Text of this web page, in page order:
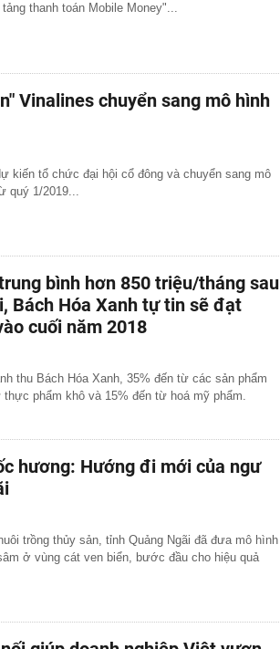
thanh toán Mobile Money"...
Vinalines chuyển sang mô hình
kiến tổ chức đại hội cổ đông và chuyển sang mô
quý 1/2019...
bình hơn 850 triệu/tháng sau
Bách Hóa Xanh tự tin sẽ đạt
cuối năm 2018
thu Bách Hóa Xanh, 35% đến từ các sản phẩm
phẩm khô và 15% đến từ hoá mỹ phẩm.
hương: Hướng đi mới của ngư
trồng thủy sản, tỉnh Quảng Ngãi đã đưa mô hình
ở vùng cát ven biển, bước đầu cho hiệu quả